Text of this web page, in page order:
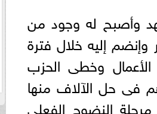
وأصبح له وجود من
إليه خلال فترة
وخطى الحزب
فى حل الآلاف منها
الأولى للحزب وفى إنتخابات 2020 بدأت مرحلة النضوج الفعلى